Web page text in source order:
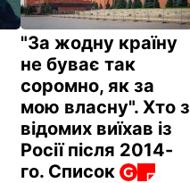
"За жодну країну
не буває так
соромно, як за
мою власну". Хто з
відомих виїхав із
Росії після 2014-
го. Список